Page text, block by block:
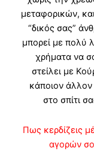
μεταφορικών,
“δικός σας”
μπορεί με πολύ
χρήματα να
στείλει με
κάποιον
στο σπίτι
Πως κερδίζεις
αγορών